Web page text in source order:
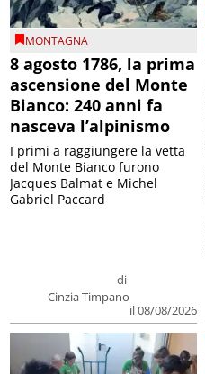
MONTAGNA
8 agosto 1786, la prima
ascensione del Monte
Bianco: 240 anni fa
nasceva l’alpinismo
di
Cinzia Timpano
il 08/08/2026
I primi a raggiungere la vetta
del Monte Bianco furono
Jacques Balmat e Michel
Gabriel Paccard